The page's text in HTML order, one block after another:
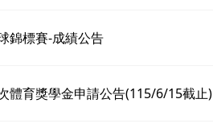
錦標賽-成績公告
體育獎學金申請公告(115/6/15截止)